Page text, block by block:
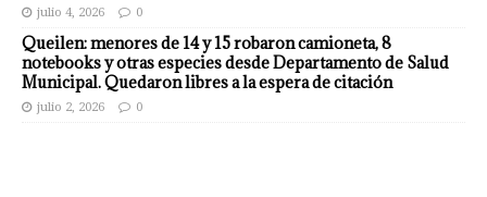
julio 4, 2026 0
Queilen: menores de 14 y 15 robaron camioneta, 8
notebooks y otras especies desde Departamento de Salud
Municipal. Quedaron libres a la espera de citación
julio 2, 2026 0